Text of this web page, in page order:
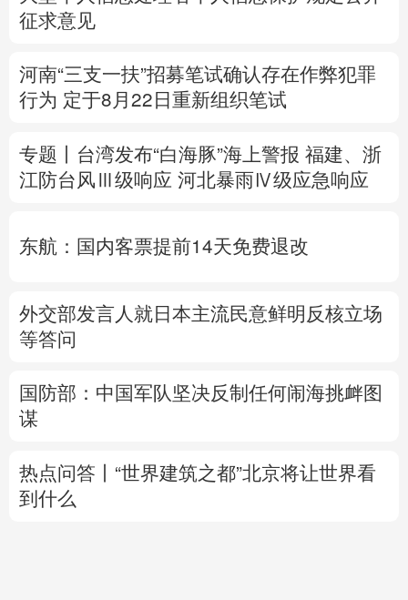
征求意见
河南“三支一扶”招募笔试确认存在作弊犯罪
行为 定于8月22日重新组织笔试
专题丨 台湾发布“白海豚”海上警报 福建、 浙
江防台风Ⅲ级响应 河北暴雨Ⅳ级应急响应
东航：国内客票提前14天免费退改
外交部发言人就日本主流民意鲜明反核立场
等答问
国防部：中国军队坚决反制任何闹海挑衅图
谋
热点问答丨“世界建筑之都”北京将让世界看
到什么